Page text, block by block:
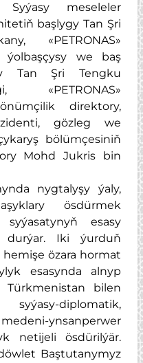
meseleler
başlygy Tan Şri
«PETRONAS»
ýolbaşçysy we baş
Tan Şri Tengku
«PETRONAS»
direktory,
gözleg we
bölümçesiniň
Mohd Jukris bin
nygtalyşy ýaly,
ösdürmek
esasy
Iki ýurduň
özara hormat
esasynda alnyp
Türkmenistan bilen
syýasy-diplomatik,
ynsanperwer
netijeli ösdürilýär.
Baştutanymyz